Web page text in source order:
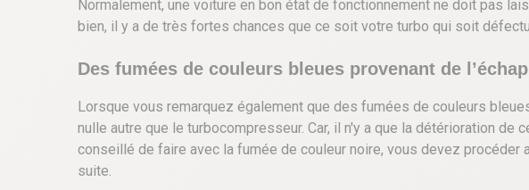
Normalement, une voiture en bon état de fonctionnement ne doit pas
bien, il y a de très fortes chances que ce soit votre turbo qui soit
Des fumées de couleurs bleues provenant de
Lorsque vous remarquez également que des fumées de couleurs
nulle autre que le turbocompresseur. Car, il n'y a que la détérioration
conseillé de faire avec la fumée de couleur noire, vous devez procéder
suite.